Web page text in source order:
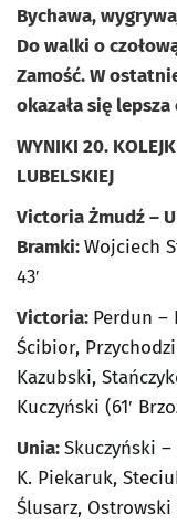
Bychawa,
Do walki o
Zamość. W
okazała się
WYNIKI 20.
LUBELSKIEJ
Victoria Żmudź –
Bramki:Wojciech
43′
Victoria: Perdun –
Ścibior,
Kazubski,
Kuczyński (61′
Unia:Skuczyński –
K. Piekaruk,
Ślusarz, Ostrowski